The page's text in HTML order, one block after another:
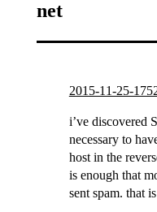
net
2015-11-25-
i’ve discovered
necessary to
host in the
is enough that
sent spam. that